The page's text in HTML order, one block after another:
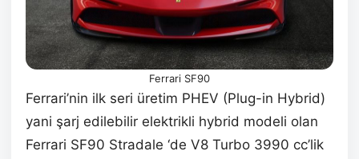
Ferrari SF90
Ferrari’nin ilk seri üretim PHEV (Plug-in Hybrid)
yani şarj edilebilir elektrikli hybrid modeli olan
Ferrari SF90 Stradale ‘de V8 Turbo 3990 cc’lik